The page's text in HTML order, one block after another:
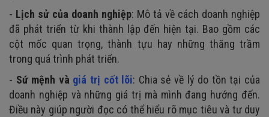
- Lịch sử của doanh nghiệp: Mô tả về cách doanh nghiệp
đã phát triển từ khi thành lập đến hiện tại. Bao gồm các
cột mốc quan trọng, thành tựu hay những thăng trầm
trong quá trình phát triển.
- Sứ mệnh và giá trị cốt lõi: Chia sẻ về lý do tồn tại của
doanh nghiệp và những giá trị mà mình đang hướng đến.
Điều này giúp người đọc có thể hiểu rõ mục tiêu và tư duy